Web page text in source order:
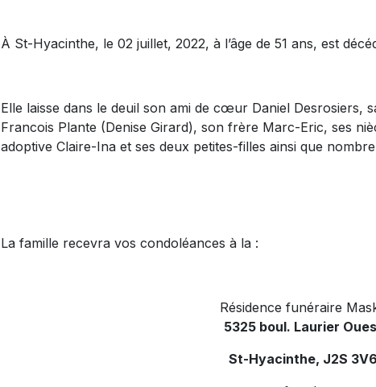
À St-Hyacinthe, le 02 juillet, 2022, à l’âge de 51 ans, est
Elle laisse dans le deuil son ami de cœur Daniel Desrosiers,
Francois Plante (Denise Girard), son frère Marc-Eric, ses
adoptive Claire-Ina et ses deux petites-filles ainsi que
La famille recevra vos condoléances à la :
Résidence funéraire
5325 boul. Laurier
St-Hyacinthe, J2S 3V6